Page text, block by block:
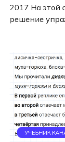
2017 На этой
решение
УЧЕБНИК